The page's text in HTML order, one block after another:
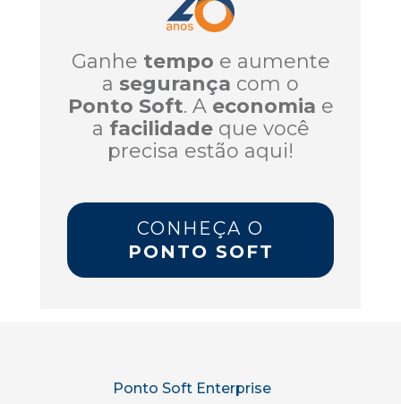
Ganhe tempo e aumente
a segurança com o
Ponto Soft. A economia e
a facilidadeque você
precisa estão aqui!
CONHEÇA O
PONTO SOFT
Ponto Soft Enterprise